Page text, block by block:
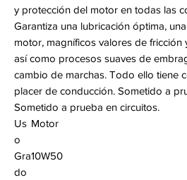
y protección del motor en todas las
Garantiza una lubricación óptima,
motor, magníficos valores de fricción
así como procesos suaves de
cambio de marchas. Todo ello tiene
placer de conducción. Sometido a
Sometido a prueba en circuitos.
Us
o
Motor
Gra
do
10W50